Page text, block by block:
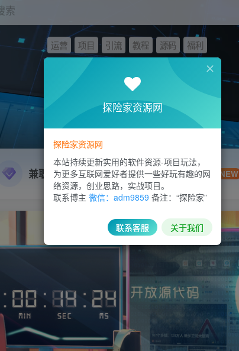
索
运营 项目 引流 教程 源码 福利
兼职副业 精品源码 NEW
探险家资源网
探险家资源网
本站持续更新实用的软件资源-项目玩法，
为更多互联网爱好者提供一些好玩有趣的网
络资源，创业思路，实战项目。
联系博主 微信：adm9859 备注：“探险家”
联系客服 关于我们